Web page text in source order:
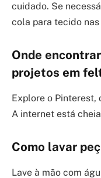
cuidado. Se
cola para tecido
Onde
projetos em
Explore o Pinterest,
A internet está
Como lavar
Lave à mão com